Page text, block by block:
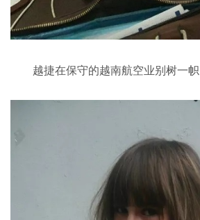
越捷在保守的越南航空业别树一帜